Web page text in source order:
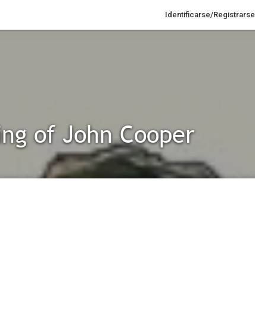
Identificarse/Registrarse
of John Cooper